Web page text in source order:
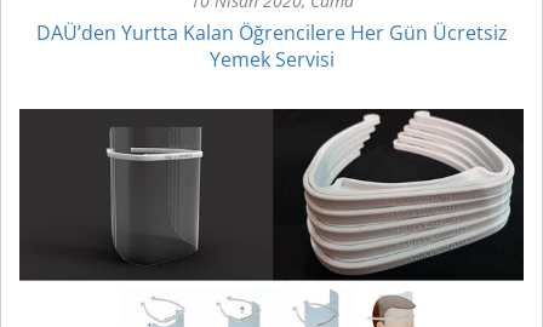
DAÜ’den Yurtta Kalan Öğrencilere Her Gün Ücretsiz
Yemek Servisi